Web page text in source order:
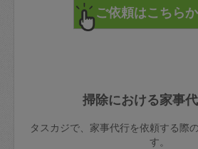
掃除における家事
タスカジで、家事代行を依頼する際
す。